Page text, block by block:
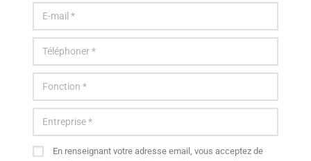
En renseignant votre adresse email, vous acceptez de